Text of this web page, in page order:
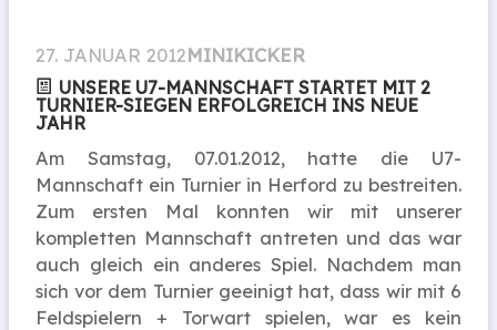
27. JANUAR 2012MINIKICKER
UNSERE U7-MANNSCHAFT STARTET MIT 2
TURNIER-SIEGEN ERFOLGREICH INS NEUE
JAHR
Am Samstag, 07.01.2012, hatte die U7-
Mannschaft ein Turnier in Herford zu bestreiten.
Zum ersten Mal konnten wir mit unserer
kompletten Mannschaft antreten und das war
auch gleich ein anderes Spiel. Nachdem man
sich vor dem Turnier geeinigt hat, dass wir mit 6
Feldspielern + Torwart spielen, war es kein